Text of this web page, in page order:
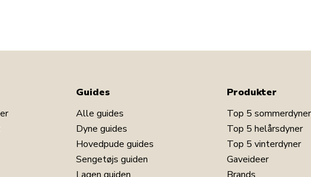
Guides
Alle guides
Dyne guides
Hovedpude guides
Sengetøjs guiden
Produkter
Top 5 sommerdyner
Top 5 helårsdyner
Top 5 vinterdyner
Gaveideer